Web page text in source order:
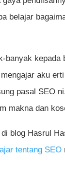
belajar
banyak kepada
aku
pasal SEO
makna dan
blog Hasrul
tentang SEO